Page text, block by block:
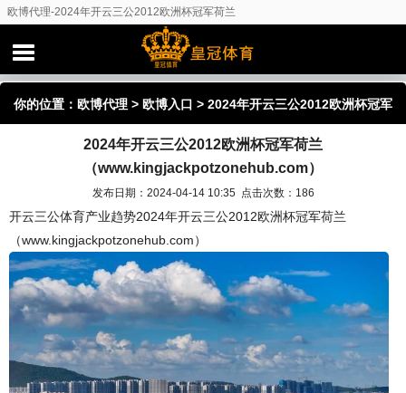
欧博代理-2024年开云三公2012欧洲杯冠军荷兰
（www.kingjackpotzonehub.com）
你的位置： 欧博代理 > 欧博入口 > 2024年开云三公2012欧洲杯冠军
荷兰（www.kingjackpotzonehub.com）
2024年开云三公2012欧洲杯冠军荷兰
（www.kingjackpotzonehub.com）
发布日期：2024-04-14 10:35 点击次数：186
开云三公体育产业趋势2024年开云三公2012欧洲杯冠军荷兰
（www.kingjackpotzonehub.com）